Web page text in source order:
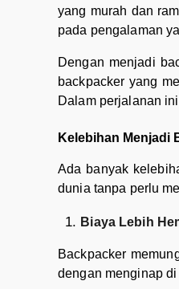
yang murah dan
pada pengalaman
Dengan menjadi
backpacker yang
Dalam perjalanan
Kelebihan Menjadi
Ada banyak
dunia tanpa perlu
Biaya Lebih
Backpacker
dengan menginap